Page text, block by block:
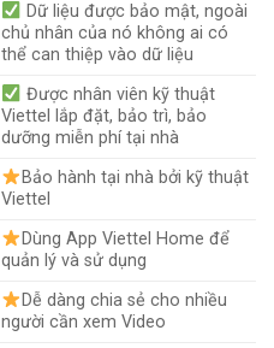
Dữ liệu được bảo mật, ngoài
chủ nhân của nó không ai có
thể can thiệp vào dữ liệu
Được nhân viên kỹ thuật
Viettel lắp đặt, bảo trì, bảo
dưỡng miễn phí tại nhà
Bảo hành tại nhà bởi kỹ thuật
Viettel
Dùng App Viettel Home để
quản lý và sử dụng
Dễ dàng chia sẻ cho nhiều
người cần xem Video